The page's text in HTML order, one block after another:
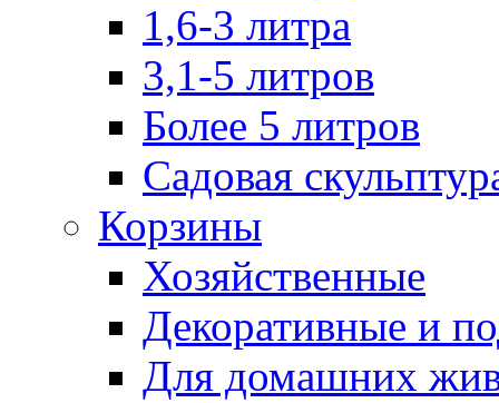
1,6-3 литра
3,1-5 литров
Более 5 литров
Садовая
Корзины
Хозяйственные
Декоративные и
Для домашних